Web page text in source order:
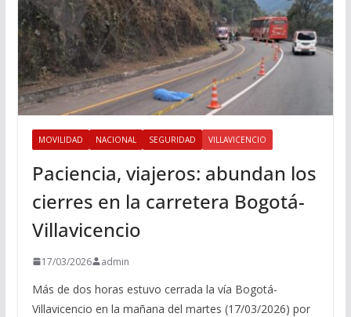
MOVILIDAD NACIONAL SEGURIDAD VILLAVICENCIO
Paciencia, viajeros: abundan los
cierres en la carretera Bogotá-
Villavicencio
17/03/2026 admin
Más de dos horas estuvo cerrada la vía Bogotá-
Villavicencio en la mañana del martes (17/03/2026) por